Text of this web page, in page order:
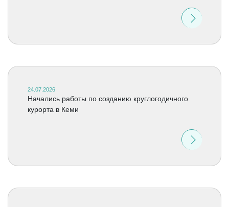
24.07.2026
Начались работы по созданию круглогодичного
курорта в Кеми